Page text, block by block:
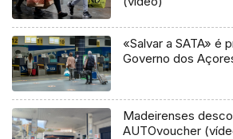
«Salvar a SATA» é prioritário para
Governo dos
Madeirenses
AUTOvoucher